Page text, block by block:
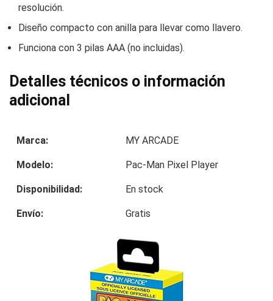
resolución.
Diseño compacto con anilla para llevar como llavero.
Funciona con 3 pilas AAA (no incluidas).
Detalles técnicos o información
adicional
Marca: MY ARCADE
Modelo: Pac-Man Pixel Player
Disponibilidad: En stock
Envío: Gratis